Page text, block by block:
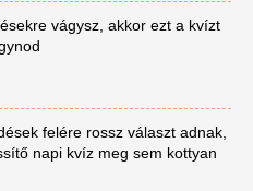
vágysz, akkor ezt a kvízt
felére rossz választ adnak,
napi kvíz meg sem kottyan